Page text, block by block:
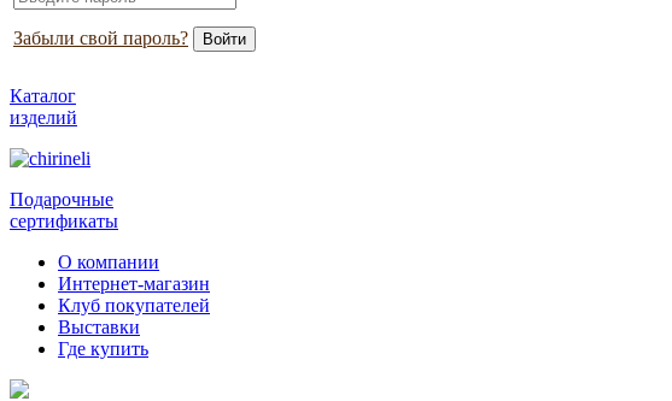
Забыли свой пароль?
Каталог
изделий
Подарочные
сертификаты
О компании
Интернет-магазин
Клуб покупателей
Выставки
Где купить